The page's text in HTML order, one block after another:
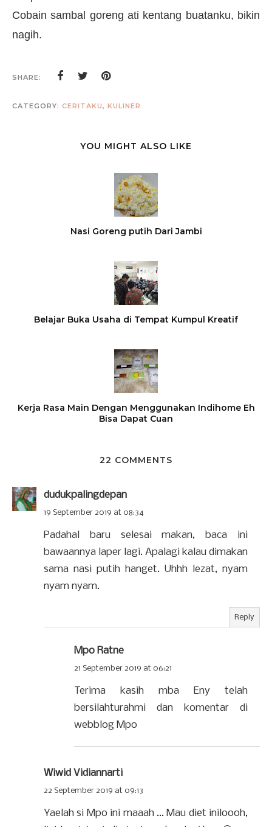
Cobain sambal goreng ati kentang buatanku, bikin
nagih.
SHARE:
CATEGORY: CERITAKU, KULINER
YOU MIGHT ALSO LIKE
Nasi Goreng putih Dari Jambi
Belajar Buka Usaha di Tempat Kumpul Kreatif
Kerja Rasa Main Dengan Menggunakan Indihome Eh
Bisa Dapat Cuan
22 COMMENTS
dudukpalingdepan
19 September 2019 at 08:34
Padahal baru selesai makan, baca ini
bawaannya laper lagi. Apalagi kalau dimakan
sama nasi putih hanget. Uhhh lezat, nyam
nyam nyam.
Reply
Mpo Ratne
21 September 2019 at 06:21
Terima kasih mba Eny telah
bersilahturahmi dan komentar di
webblog Mpo
Wiwid Vidiannarti
22 September 2019 at 09:13
Yaelah si Mpo ini maaah ... Mau diet iniloooh,